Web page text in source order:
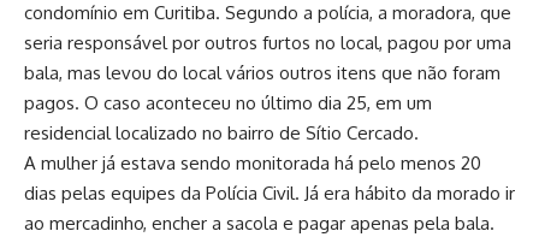
condomínio em Curitiba. Segundo a polícia, a moradora, que
seria responsável por outros furtos no local, pagou por uma
bala, mas levou do local vários outros itens que não foram
pagos. O caso aconteceu no último dia 25, em um
residencial localizado no bairro de Sítio Cercado.
A mulher já estava sendo monitorada há pelo menos 20
dias pelas equipes da Polícia Civil. Já era hábito da morado ir
ao mercadinho, encher a sacola e pagar apenas pela bala.